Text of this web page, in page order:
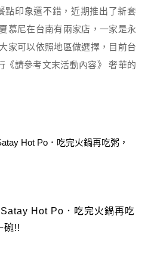
點印象還不錯，近期推出了新套
慕尼在台南有兩家店，一家是永
家可以依照地區做選擇，目前台
《請參考文末活動內容》 奢華的
Hot Po．吃完火鍋再吃
碗!!